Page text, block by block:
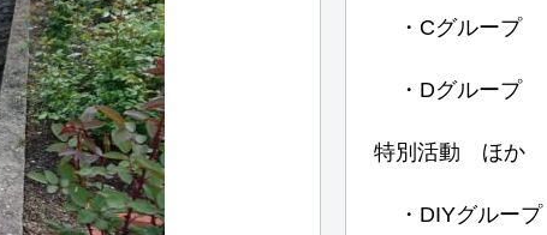
・Cグループ
・Dグループ
特別活動 ほか
・DIYグループ